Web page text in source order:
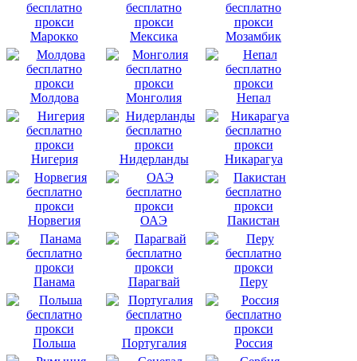
Марокко Мексика Мозамбик
Молдова Монголия Непал
Нигерия Нидерланды Никарагуа
Норвегия ОАЭ Пакистан
Панама Парагвай Перу
Польша Португалия Россия